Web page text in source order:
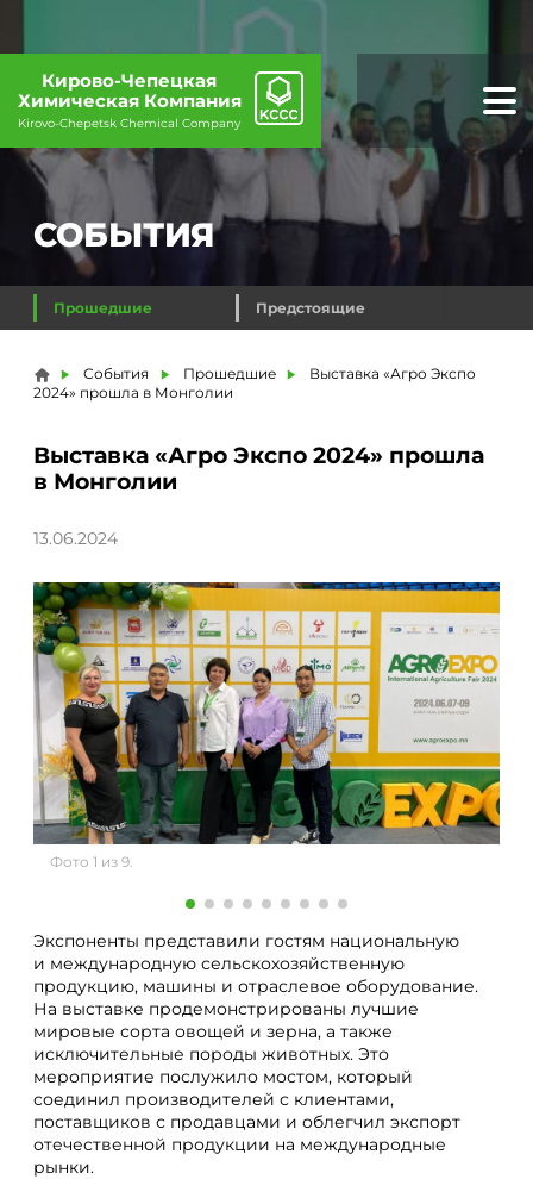
Кирово-Чепецкая
Химическая Компания
Kirovo-Chepetsk Chemical Company
СОБЫТИЯ
Прошедшие Предстоящие
Вы здесь
События Прошедшие
Выставка «Агро Экспо
2024» прошла в Монголии
Выставка «Агро Экспо 2024» прошла
в Монголии
13.06.2024
Фото 1 из 9.
Экспоненты представили гостям национальную
и международную сельскохозяйственную
продукцию, машины и отраслевое оборудование.
На выставке продемонстрированы лучшие
мировые сорта овощей и зерна, а также
исключительные породы животных. Это
мероприятие послужило мостом, который
соединил производителей с клиентами,
поставщиков с продавцами и облегчил экспорт
отечественной продукции на международные
рынки.